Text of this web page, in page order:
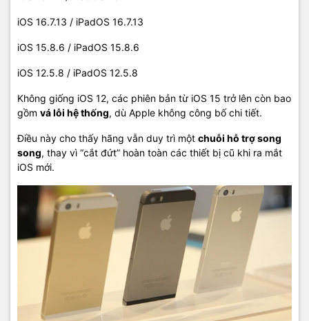
iOS 16.7.13 / iPadOS 16.7.13
iOS 15.8.6 / iPadOS 15.8.6
iOS 12.5.8 / iPadOS 12.5.8
Không giống iOS 12, các phiên bản từ iOS 15 trở lên còn bao
gồm vá lỗi hệ thống, dù Apple không công bố chi tiết.
Điều này cho thấy hãng vẫn duy trì một chuỗi hỗ trợ song
song, thay vì “cắt đứt” hoàn toàn các thiết bị cũ khi ra mắt
iOS mới.